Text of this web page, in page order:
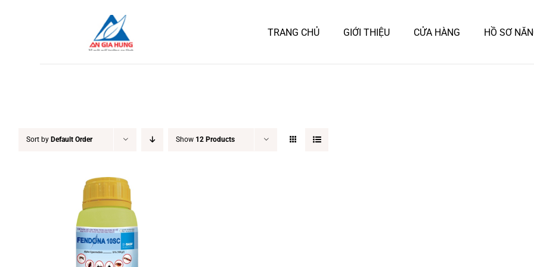
TRANG CHỦ GIỚI THIỆU CỬA HÀNG HỒ SƠ
Sort by Default Order Show 12 Products